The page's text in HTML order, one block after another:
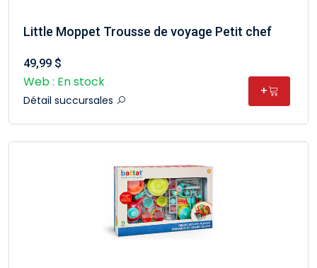
Little Moppet Trousse de voyage Petit chef
49,99 $
Web : En stock
Détail succursales
+